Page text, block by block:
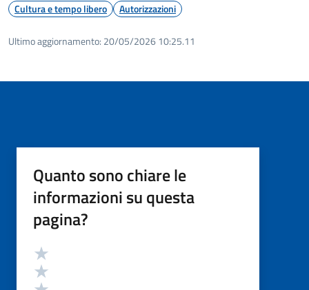
Cultura e tempo libero Autorizzazioni
Ultimo aggiornamento: 20/05/2026 10:25.11
Quanto sono chiare le
informazioni su questa
pagina?
Valutazione